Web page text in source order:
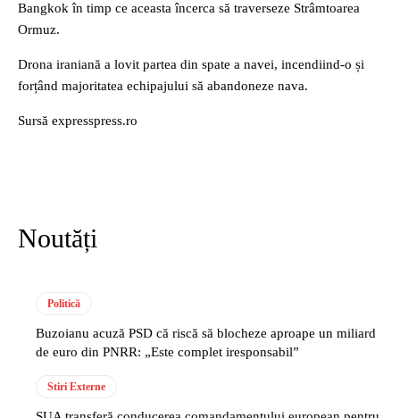
Bangkok în timp ce aceasta încerca să traverseze Strâmtoarea
Ormuz.
Drona iraniană a lovit partea din spate a navei, incendiind-o și
forțând majoritatea echipajului să abandoneze nava.
Sursă expresspress.ro
Noutăți
Politică
Buzoianu acuză PSD că riscă să blocheze aproape un miliard
de euro din PNRR: „Este complet iresponsabil”
Stiri Externe